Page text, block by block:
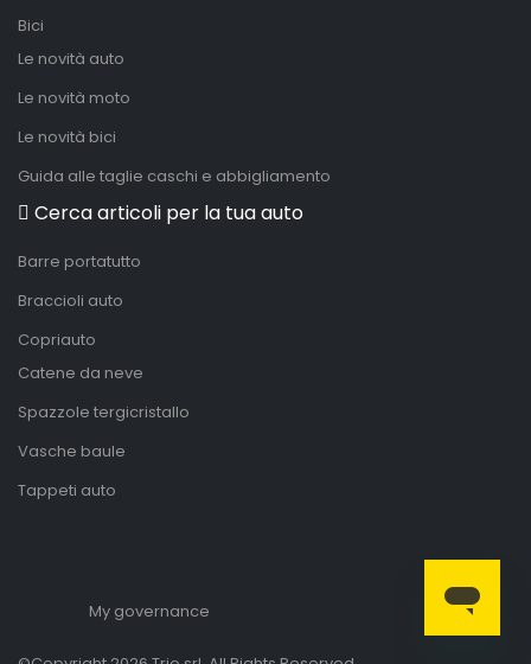
Bici
Le novità auto
Le novità moto
Le novità bici
Guida alle taglie caschi e abbigliamento
Cerca articoli per la tua auto
Barre portatutto
Braccioli auto
Copriauto
Catene da neve
Spazzole tergicristallo
Vasche baule
Tappeti auto
My governance